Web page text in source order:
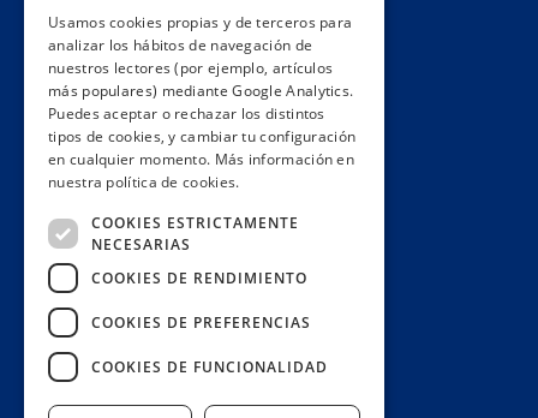
Impacto
Premios
Formación
Código ético
Re-publica
Muro de donantes
Únete aquí
Usamos cookies propias y de terceros para
analizar los hábitos de navegación de
nuestros lectores (por ejemplo, artículos
más populares) mediante Google Analytics.
Puedes aceptar o rechazar los distintos
tipos de cookies, y cambiar tu configuración
en cualquier momento. Más información en
nuestra política de cookies.
COOKIES ESTRICTAMENTE
NECESARIAS
COOKIES DE RENDIMIENTO
COOKIES DE PREFERENCIAS
COOKIES DE FUNCIONALIDAD